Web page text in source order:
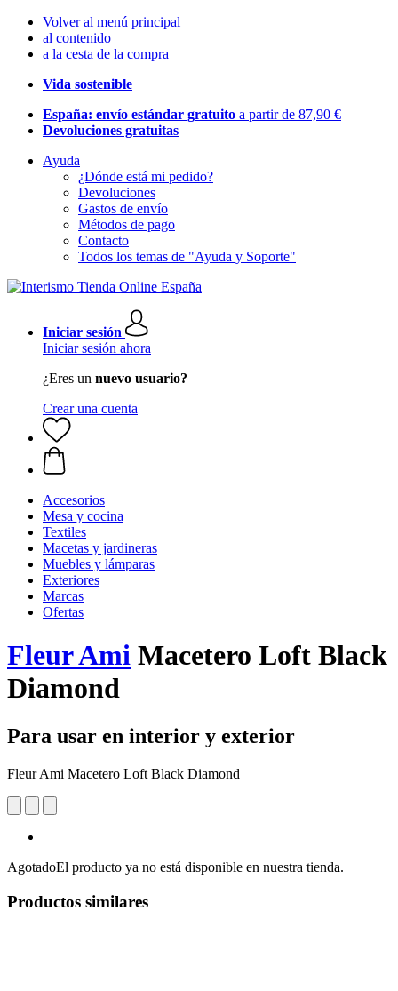
Volver al menú principal
al contenido
a la cesta de la compra
Vida sostenible
España: envío estándar gratuito a partir de 87,90 €
Devoluciones gratuitas
Ayuda
¿Dónde está mi pedido?
Devoluciones
Gastos de envío
Métodos de pago
Contacto
Todos los temas de "Ayuda y Soporte"
Iniciar sesión
Iniciar sesión ahora
¿Eres un nuevo usuario?
Crear una cuenta
Accesorios
Mesa y cocina
Textiles
Macetas y jardineras
Muebles y lámparas
Exteriores
Marcas
Ofertas
Fleur Ami Macetero Loft Black
Diamond
Para usar en interior y exterior
Fleur Ami Macetero Loft Black Diamond
AgotadoEl producto ya no está disponible en nuestra tienda.
Productos similares